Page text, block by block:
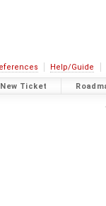
Help/Guide
New Ticket